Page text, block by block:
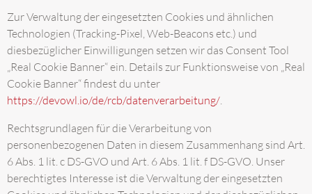
Zur Verwaltung der eingesetzten Cookies und ähnlichen
Technologien (Tracking-Pixel, Web-Beacons etc.) und
diesbezüglicher Einwilligungen setzen wir das Consent Tool
„Real Cookie Banner“ ein. Details zur Funktionsweise von „Real
Cookie Banner“ findest du unter
https://devowl.io/de/rcb/datenverarbeitung/.
Rechtsgrundlagen für die Verarbeitung von
personenbezogenen Daten in diesem Zusammenhang sind Art.
6 Abs. 1 lit. c DS-GVO und Art. 6 Abs. 1 lit. f DS-GVO. Unser
berechtigtes Interesse ist die Verwaltung der eingesetzten